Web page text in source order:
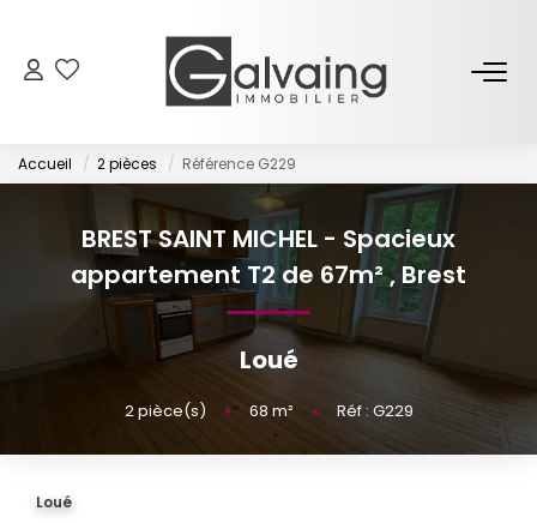
À Vendre
À Louer
PROGRAMMES NEUFS
ESTIMER
GESTION LOCATIVE
Accueil 2 pièces Référence G229
BREST SAINT MICHEL - Spacieux
appartement T2 de 67m²,Brest
Loué
2pièce(s) • 68 m² • Réf : G229
Loué